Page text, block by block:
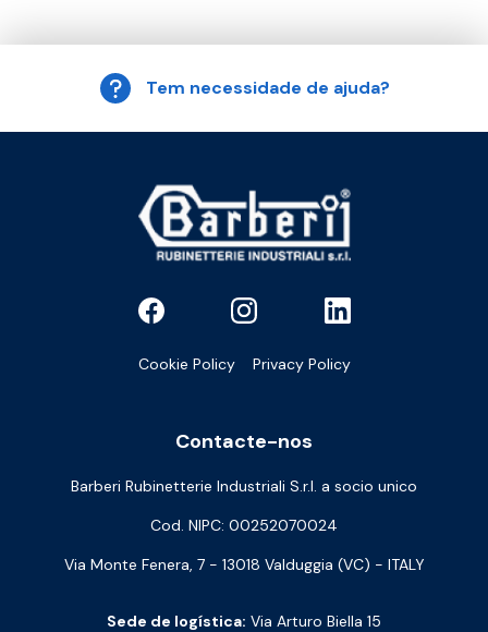
Tem necessidade de ajuda?
Cookie Policy Privacy Policy
Contacte-nos
Barberi Rubinetterie Industriali S.r.l. a socio unico
Cod. NIPC: 00252070024
Via Monte Fenera, 7 - 13018 Valduggia (VC) - ITALY
Sede de logística: Via Arturo Biella 15